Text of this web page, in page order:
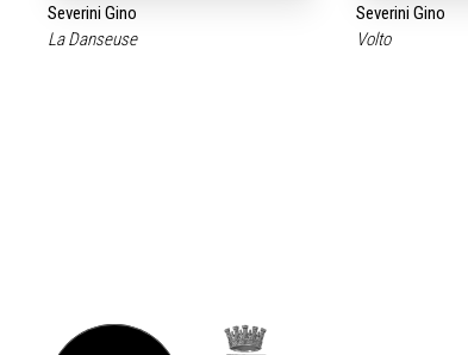
Severini Gino
La Danseuse
Severini Gino
Volto